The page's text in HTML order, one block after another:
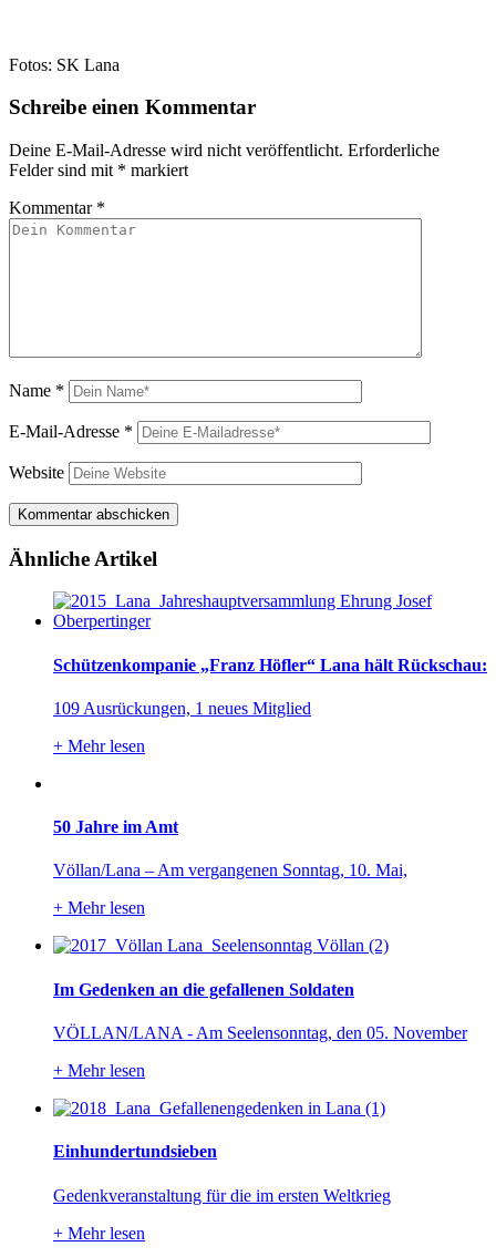
Fotos: SK Lana
Schreibe einen Kommentar
Deine E-Mail-Adresse wird nicht veröffentlicht. Erforderliche
Felder sind mit * markiert
Kommentar *
Name *
E-Mail-Adresse *
Website
Ähnliche Artikel
Schützenkompanie „Franz Höfler“ Lana hält Rückschau:
109 Ausrückungen, 1 neues Mitglied
+ Mehr lesen
50 Jahre im Amt
Völlan/Lana – Am vergangenen Sonntag, 10. Mai,
+ Mehr lesen
Im Gedenken an die gefallenen Soldaten
VÖLLAN/LANA - Am Seelensonntag, den 05. November
+ Mehr lesen
Einhundertundsieben
Gedenkveranstaltung für die im ersten Weltkrieg
+ Mehr lesen